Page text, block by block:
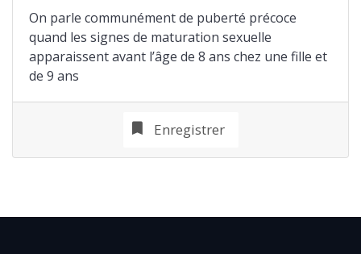
On parle communément de puberté précoce
quand les signes de maturation sexuelle
apparaissent avant l’âge de 8 ans chez une fille et
de 9 ans
Enregistrer